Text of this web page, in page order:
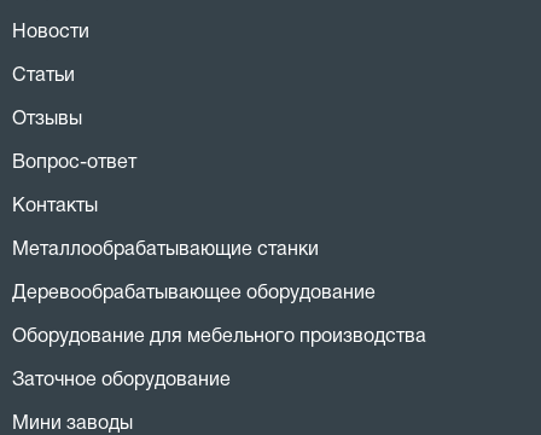
Новости
Статьи
Отзывы
Вопрос-ответ
Контакты
Металлообрабатывающие станки
Деревообрабатывающее оборудование
Оборудование для мебельного производства
Заточное оборудование
Мини заводы